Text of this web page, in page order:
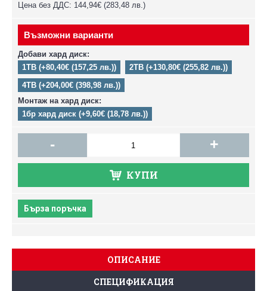
Цена без ДДС: 144,94€ (283,48 лв.)
Възможни варианти
Добави хард диск:
1TB (+80,40€ (157,25 лв.))
2TB (+130,80€ (255,82 лв.))
4TB (+204,00€ (398,98 лв.))
Монтаж на хард диск:
1бр хард диск (+9,60€ (18,78 лв.))
- +
КУПИ
Бърза поръчка
ОПИСАНИЕ
СПЕЦИФИКАЦИЯ